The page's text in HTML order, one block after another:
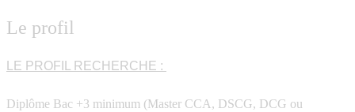
Le profil
LE PROFIL RECHERCHE :
Diplôme Bac +3 minimum (Master CCA, DSCG, DCG ou